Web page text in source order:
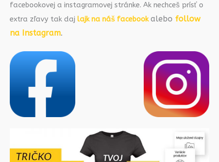
facebookovej a instagramovej stránke. Ak nechceš prísť o
extra zľavy tak daj lajk na náš facebookalebo follow
na Instagram.